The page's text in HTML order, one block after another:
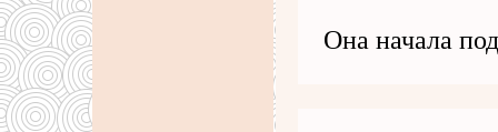
Она начала